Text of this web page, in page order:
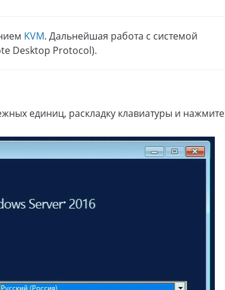
KVM. Дальнейшая работа с системой
Desktop Protocol).
единиц, раскладку клавиатуры и нажмите